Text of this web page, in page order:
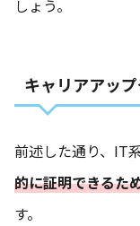
しょう。
キャリアアッ
前述した通り、IT
的に証明できるた
す。